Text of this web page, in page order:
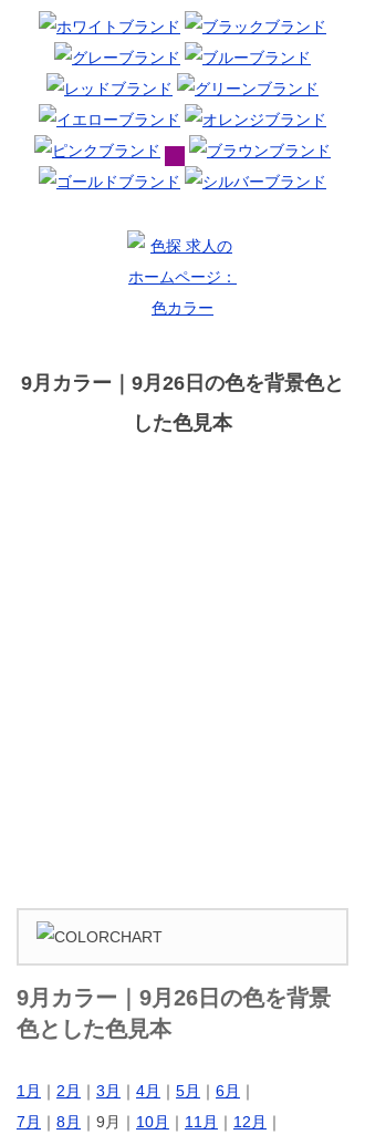
9月カラー｜9月26日の色を背景色と
した色見本
9月カラー｜9月26日の色を背景
色とした色見本
1月 ｜ 2月 ｜ 3月 ｜ 4月 ｜ 5月 ｜ 6月 ｜
7月 ｜ 8月 ｜9月｜ 10月 ｜ 11月 ｜ 12月 ｜